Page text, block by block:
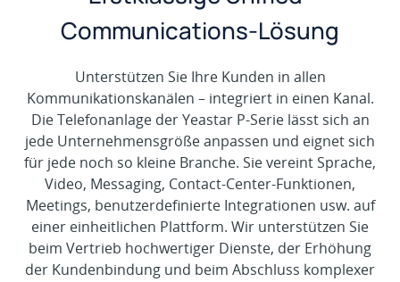
Communications-Lösung
Unterstützen Sie Ihre Kunden in allen
Kommunikationskanälen – integriert in einen Kanal.
Die Telefonanlage der Yeastar P-Serie lässt sich an
jede Unternehmensgröße anpassen und eignet sich
für jede noch so kleine Branche. Sie vereint Sprache,
Video, Messaging, Contact-Center-Funktionen,
Meetings, benutzerdefinierte Integrationen usw. auf
einer einheitlichen Plattform. Wir unterstützen Sie
beim Vertrieb hochwertiger Dienste, der Erhöhung
der Kundenbindung und beim Abschluss komplexer